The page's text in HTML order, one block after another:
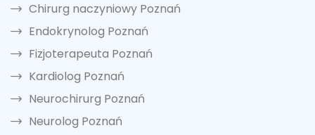
Chirurg naczyniowy Poznań
Endokrynolog Poznań
Fizjoterapeuta Poznań
Kardiolog Poznań
Neurochirurg Poznań
Neurolog Poznań